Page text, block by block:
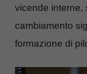
vicende interne,
cambiamento
formazione di